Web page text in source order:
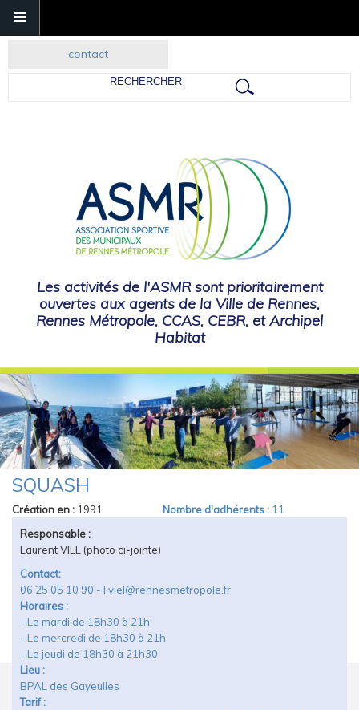
contact
Rechercher
Les activités de l'ASMR sont prioritairement
ouvertes aux agents de la Ville de Rennes,
Rennes Métropole, CCAS, CEBR, et Archipel
Habitat
Vous Êtes Ici
SQUASH
Création en : 1991 Nombre d'adhérents : 11
Responsable :
Laurent VIEL (photo ci-jointe)
Contact:
06 25 05 10 90 - l.viel@rennesmetropole.fr
Horaires :
- Le mardi de 18h30 à 21h
- Le mercredi de 18h30 à 21h
- Le jeudi de 18h30 à 21h30
Lieu :
BPAL des Gayeulles
Tarif :